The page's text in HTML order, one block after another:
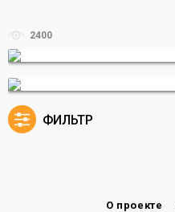
2400
ФИЛЬТР
О проекте